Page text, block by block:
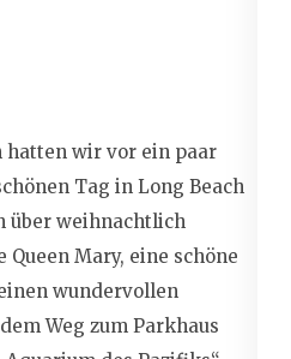
wir vor ein paar
Tag in Long Beach
über weihnachtlich
Queen Mary, eine schöne
wundervollen
Weg zum Parkhaus